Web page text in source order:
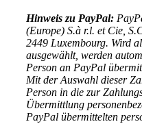
Hinweis zu PayPal:
(Europe) S.à r.l. et Cie,
2449 Luxembourg. Wird
ausgewählt, werden
Person an PayPal
Mit der Auswahl dieser
Person in die zur
Übermittlung
PayPal übermittelten